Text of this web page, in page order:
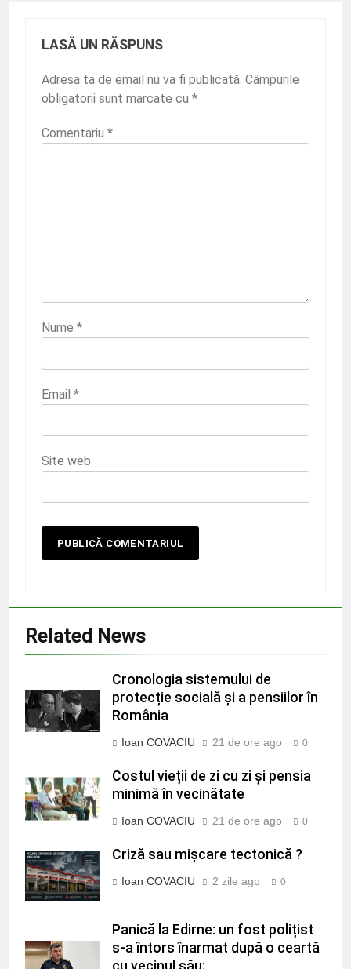
LASĂ UN RĂSPUNS
Adresa ta de email nu va fi publicată. Câmpurile
obligatorii sunt marcate cu *
Comentariu *
Nume *
Email *
Site web
Related News
Cronologia sistemului de
protecție socială și a pensiilor în
România
Ioan COVACIU 21 de ore ago 0
Costul vieții de zi cu zi și pensia
minimă în vecinătate
Ioan COVACIU 21 de ore ago 0
Criză sau mișcare tectonică ?
Ioan COVACIU 2 zile ago 0
Panică la Edirne: un fost polițist
s-a întors înarmat după o ceartă